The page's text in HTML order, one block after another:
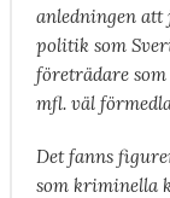
anledningen att
politik som
företrädare som
mfl. väl
Det fanns
som kriminella